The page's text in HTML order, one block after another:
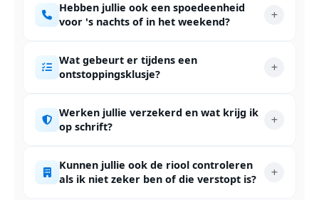
Hebben jullie ook een spoedeenheid
voor 's nachts of in het weekend?
Wat gebeurt er tijdens een
ontstoppingsklusje?
Werken jullie verzekerd en wat krijg ik
op schrift?
Kunnen jullie ook de riool controleren
als ik niet zeker ben of die verstopt is?